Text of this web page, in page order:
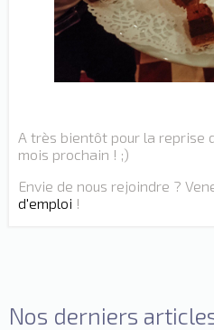
A très bientôt pour la reprise
mois prochain ! ;)
Envie de nous rejoindre ?
d'emploi !
Nos derniers